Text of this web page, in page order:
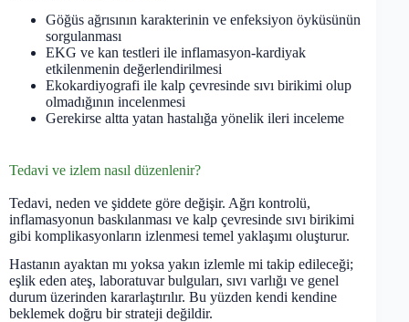
Göğüs ağrısının karakterinin ve enfeksiyon öyküsünün
sorgulanması
EKG ve kan testleri ile inflamasyon-kardiyak
etkilenmenin değerlendirilmesi
Ekokardiyografi ile kalp çevresinde sıvı birikimi olup
olmadığının incelenmesi
Gerekirse altta yatan hastalığa yönelik ileri inceleme
Tedavi ve izlem nasıl düzenlenir?
Tedavi, neden ve şiddete göre değişir. Ağrı kontrolü,
inflamasyonun baskılanması ve kalp çevresinde sıvı birikimi
gibi komplikasyonların izlenmesi temel yaklaşımı oluşturur.
Hastanın ayaktan mı yoksa yakın izlemle mi takip edileceği;
eşlik eden ateş, laboratuvar bulguları, sıvı varlığı ve genel
durum üzerinden kararlaştırılır. Bu yüzden kendi kendine
beklemek doğru bir strateji değildir.